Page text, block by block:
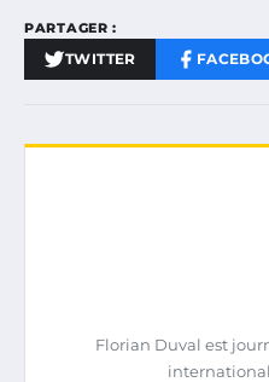
PARTAGER :
TWITTER
Florian Duval est